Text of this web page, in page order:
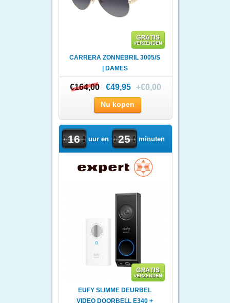
CARRERA ZONNEBRIL 3005/S
| DAMES
€164,00
€164,00 €49,95 +€0,00
Nu kopen
16 uur en 25 minuten
EUFY SLIMME DEURBEL
VIDEO DOORBELL E340 +